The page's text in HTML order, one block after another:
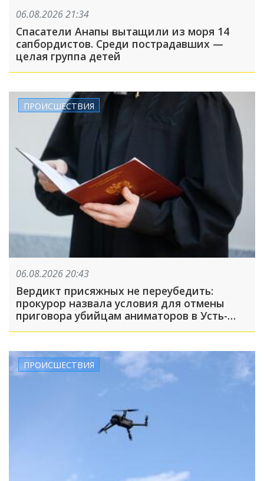
06.08.2026 21:34
Спасатели Анапы вытащили из моря 14
сапбордистов. Среди пострадавших —
целая группа детей
ПРОИСШЕСТВИЯ
06.08.2026 20:43
Вердикт присяжных не переубедить:
прокурор назвала условия для отмены
приговора убийцам аниматоров в Усть-
Лабинске
ПРОИСШЕСТВИЯ